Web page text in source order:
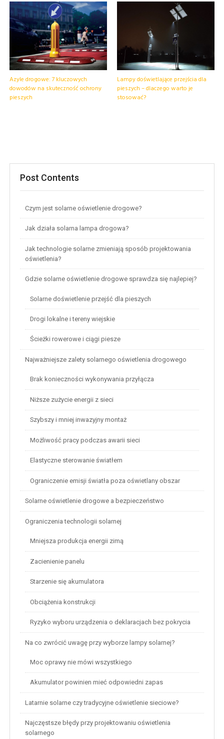
Azyle drogowe: 7 kluczowych
dowodów na skuteczność ochrony
pieszych
Lampy doświetlające przejścia dla
pieszych – dlaczego warto je
stosować?
Post Contents
Czym jest solarne oświetlenie drogowe?
Jak działa solarna lampa drogowa?
Jak technologie solarne zmieniają sposób projektowania
oświetlenia?
Gdzie solarne oświetlenie drogowe sprawdza się najlepiej?
Solarne doświetlenie przejść dla pieszych
Drogi lokalne i tereny wiejskie
Ścieżki rowerowe i ciągi piesze
Najważniejsze zalety solarnego oświetlenia drogowego
Brak konieczności wykonywania przyłącza
Niższe zużycie energii z sieci
Szybszy i mniej inwazyjny montaż
Możliwość pracy podczas awarii sieci
Elastyczne sterowanie światłem
Ograniczenie emisji światła poza oświetlany obszar
Solarne oświetlenie drogowe a bezpieczeństwo
Ograniczenia technologii solarnej
Mniejsza produkcja energii zimą
Zacienienie panelu
Starzenie się akumulatora
Obciążenia konstrukcji
Ryzyko wyboru urządzenia o deklaracjach bez pokrycia
Na co zwrócić uwagę przy wyborze lampy solarnej?
Moc oprawy nie mówi wszystkiego
Akumulator powinien mieć odpowiedni zapas
Latarnie solarne czy tradycyjne oświetlenie sieciowe?
Najczęstsze błędy przy projektowaniu oświetlenia
solarnego